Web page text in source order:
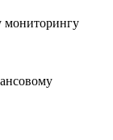
мониторингу